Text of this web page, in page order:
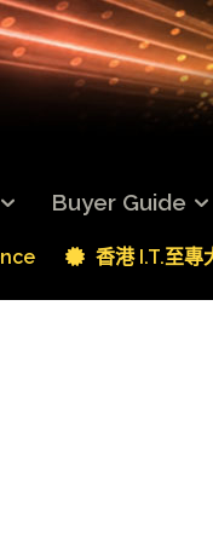
Buyer Guide
香港 I.T.至專